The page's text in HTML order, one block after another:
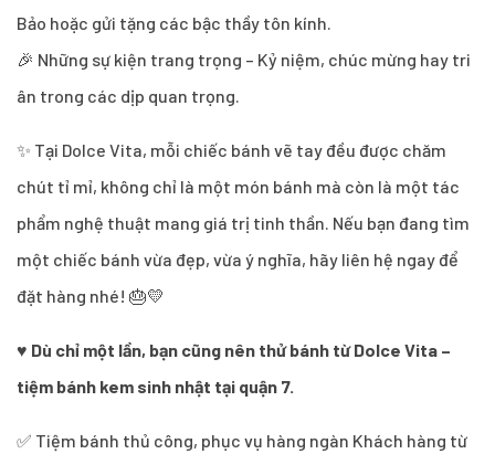
Bảo hoặc gửi tặng các bậc thầy tôn kính.
🎉 Những sự kiện trang trọng – Kỷ niệm, chúc mừng hay tri
ân trong các dịp quan trọng.
✨ Tại Dolce Vita, mỗi chiếc bánh vẽ tay đều được chăm
chút tỉ mỉ, không chỉ là một món bánh mà còn là một tác
phẩm nghệ thuật mang giá trị tinh thần. Nếu bạn đang tìm
một chiếc bánh vừa đẹp, vừa ý nghĩa, hãy liên hệ ngay để
đặt hàng nhé! 🎂💛
♥ Dù chỉ một lần, bạn cũng nên thử bánh từ Dolce Vita –
tiệm bánh kem sinh nhật tại quận 7.
✅ Tiệm bánh thủ công, phục vụ hàng ngàn Khách hàng từ